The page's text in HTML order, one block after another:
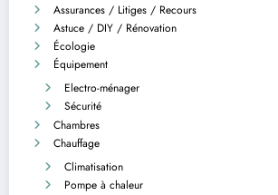
Assurances / Litiges / Recours
Astuce / DIY / Rénovation
Écologie
Équipement
Electro-ménager
Sécurité
Chambres
Chauffage
Climatisation
Pompe à chaleur